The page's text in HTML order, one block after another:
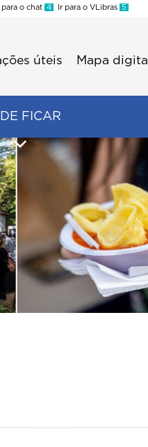
para o chat 4 Ir para o VLibras 5
úteis Mapa digital
FICAR